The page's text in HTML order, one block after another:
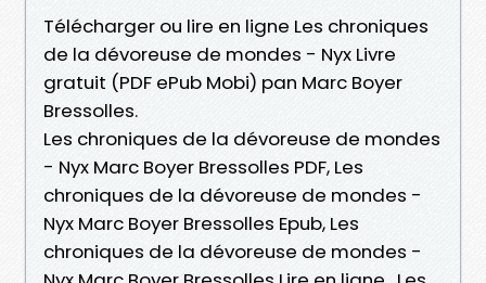
Télécharger ou lire en ligne Les chroniques
de la dévoreuse de mondes - Nyx Livre
gratuit (PDF ePub Mobi) pan Marc Boyer
Bressolles.
Les chroniques de la dévoreuse de mondes
- Nyx Marc Boyer Bressolles PDF, Les
chroniques de la dévoreuse de mondes -
Nyx Marc Boyer Bressolles Epub, Les
chroniques de la dévoreuse de mondes -